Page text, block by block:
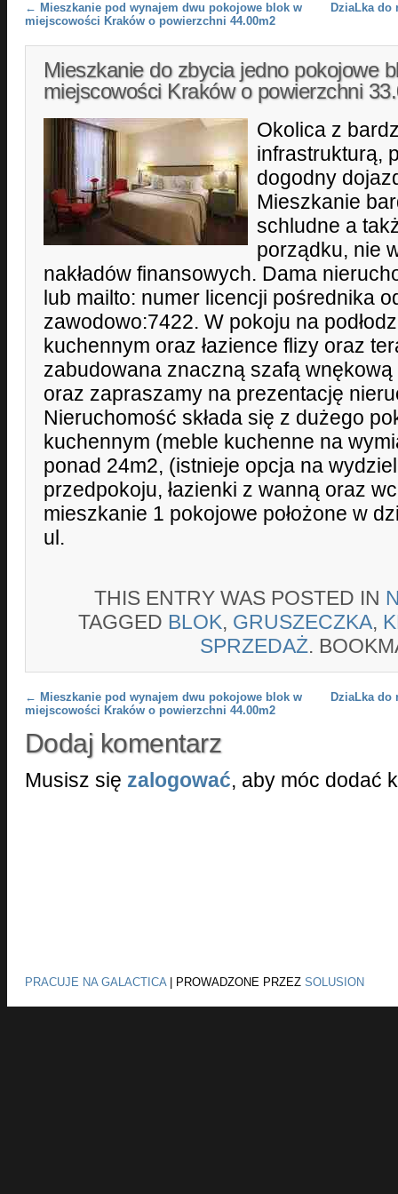
Post navigation
← Mieszkanie pod wynajem dwu pokojowe blok w
miejscowości Kraków o powierzchni 44.00m2
DziaLka do
Mieszkanie do zbycia jedno pokojowe
miejscowości Kraków o powierzchni
Okolica z
infrastrukturą,
dogodny
Mieszkanie
schludne a
porządku, nie
nakładów finansowych. Dama
lub mailto: numer licencji pośrednika
zawodowo:7422. W pokoju na
kuchennym oraz łazience flizy oraz
zabudowana znaczną szafą
oraz zapraszamy na prezentację
Nieruchomość składa się z dużego
kuchennym (meble kuchenne na
ponad 24m2, (istnieje opcja na
przedpokoju, łazienki z wanną oraz
mieszkanie 1 pokojowe położone w
ul.
THIS ENTRY WAS POSTED IN
TAGGED BLOK, GRUSZECZKA,
SPRZEDAŻ.
Post navigation
← Mieszkanie pod wynajem dwu pokojowe blok w
miejscowości Kraków o powierzchni 44.00m2
DziaLka do
Dodaj komentarz
Musisz się zalogować, aby móc dodać
PRACUJE NA GALACTICA| PROWADZONE PRZEZ SOLUSION